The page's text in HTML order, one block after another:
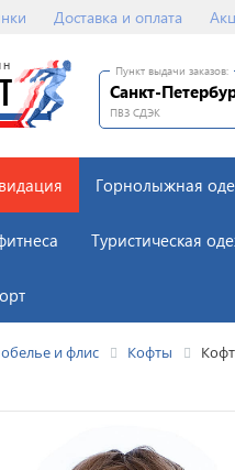
Доставка и оплата
Пункт выдачи заказов:
Санкт-
ПВЗ СДЭК
Горнолыжная
Туристическая
и флис Кофты